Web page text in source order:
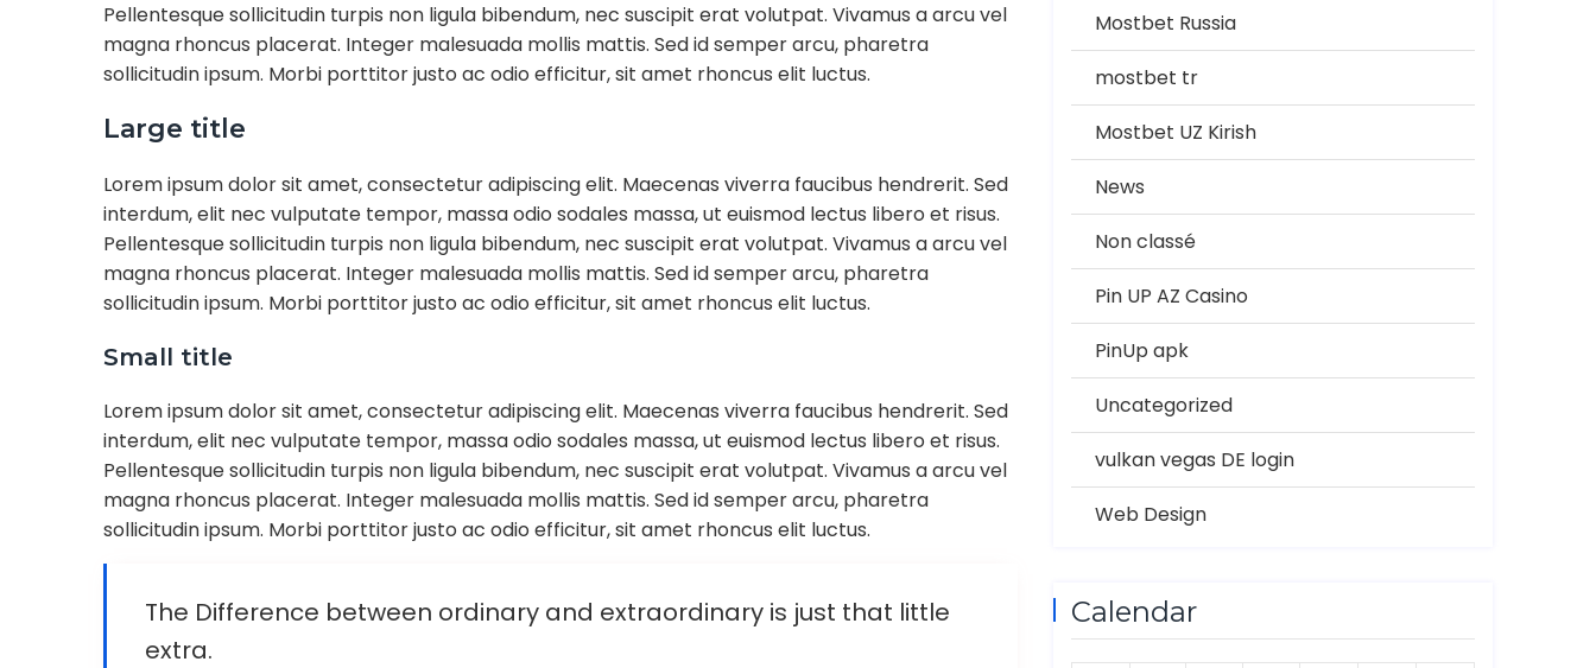
Pellentesque sollicitudin turpis non ligula bibendum, nec suscipit erat volutpat. Vivamus a arcu vel
magna rhoncus placerat. Integer malesuada mollis mattis. Sed id semper arcu, pharetra
sollicitudin ipsum. Morbi porttitor justo ac odio efficitur, sit amet rhoncus elit luctus.
Large title
Lorem ipsum dolor sit amet, consectetur adipiscing elit. Maecenas viverra faucibus hendrerit. Sed
interdum, elit nec vulputate tempor, massa odio sodales massa, ut euismod lectus libero et risus.
Pellentesque sollicitudin turpis non ligula bibendum, nec suscipit erat volutpat. Vivamus a arcu vel
magna rhoncus placerat. Integer malesuada mollis mattis. Sed id semper arcu, pharetra
sollicitudin ipsum. Morbi porttitor justo ac odio efficitur, sit amet rhoncus elit luctus.
Small title
Lorem ipsum dolor sit amet, consectetur adipiscing elit. Maecenas viverra faucibus hendrerit. Sed
interdum, elit nec vulputate tempor, massa odio sodales massa, ut euismod lectus libero et risus.
Pellentesque sollicitudin turpis non ligula bibendum, nec suscipit erat volutpat. Vivamus a arcu vel
magna rhoncus placerat. Integer malesuada mollis mattis. Sed id semper arcu, pharetra
sollicitudin ipsum. Morbi porttitor justo ac odio efficitur, sit amet rhoncus elit luctus.
The Difference between ordinary and extraordinary is just that little
extra.
Mostbet Russia
mostbet tr
Mostbet UZ Kirish
News
Non classé
Pin UP AZ Casino
PinUp apk
Uncategorized
vulkan vegas DE login
Web Design
Calendar